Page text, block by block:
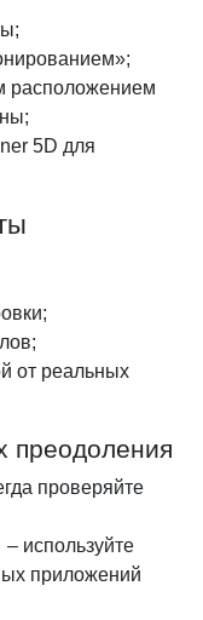
расположением
5D для
от реальных
преодоления
проверяйте
– используйте
приложений